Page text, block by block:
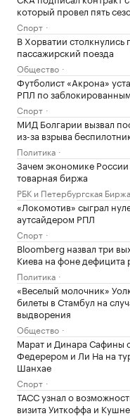
который провел пять
Спорт
В Хорватии столкнулись
пассажирский поезда
Общество
Футболист «Акрона»
РПЛ по
Спорт
МИД Болгарии вызвал
из-за взрыва
Политика
Зачем экономике
товарная биржа
РБК и Петербургская Биржа
«Локомотив» сыграл
аутсайдером РПЛ
Спорт
Bloomberg назвал три
Киева на фоне дефицита
Политика
«Веселый молочник»
билеты в Стамбул на
выдворения
Общество
Марат и Динара Сафины
Федерером и Ли На на
Шанхае
Спорт
ТАСС узнал о
визита Уиткоффа и